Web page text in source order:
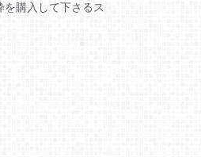
購入して下さるス